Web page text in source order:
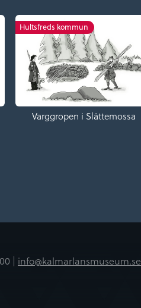
Hultsfreds kommun
Varggropen i Slättemossa
| info@kalmarlansmuseum.se